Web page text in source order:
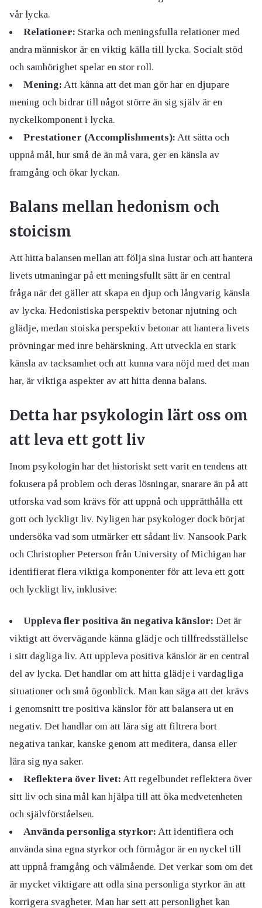
vår lycka.
Relationer: Starka och meningsfulla relationer med
andra människor är en viktig källa till lycka. Socialt stöd
och samhörighet spelar en stor roll.
Mening: Att känna att det man gör har en djupare
mening och bidrar till något större än sig själv är en
nyckelkomponent i lycka.
Prestationer (Accomplishments): Att sätta och
uppnå mål, hur små de än må vara, ger en känsla av
framgång och ökar lyckan.
Balans mellan hedonism och
stoicism
Att hitta balansen mellan att följa sina lustar och att hantera
livets utmaningar på ett meningsfullt sätt är en central
fråga när det gäller att skapa en djup och långvarig känsla
av lycka. Hedonistiska perspektiv betonar njutning och
glädje, medan stoiska perspektiv betonar att hantera livets
prövningar med inre behärskning. Att utveckla en stark
känsla av tacksamhet och att kunna vara nöjd med det man
har, är viktiga aspekter av att hitta denna balans.
Detta har psykologin lärt oss om
att leva ett gott liv
Inom psykologin har det historiskt sett varit en tendens att
fokusera på problem och deras lösningar, snarare än på att
utforska vad som krävs för att uppnå och upprätthålla ett
gott och lyckligt liv. Nyligen har psykologer dock börjat
undersöka vad som utmärker ett sådant liv. Nansook Park
och Christopher Peterson från University of Michigan har
identifierat flera viktiga komponenter för att leva ett gott
och lyckligt liv, inklusive:
Uppleva fler positiva än negativa känslor: Det är
viktigt att övervägande känna glädje och tillfredsställelse
i sitt dagliga liv. Att uppleva positiva känslor är en central
del av lycka. Det handlar om att hitta glädje i vardagliga
situationer och små ögonblick. Man kan säga att det krävs
i genomsnitt tre positiva känslor för att balansera ut en
negativ. Det handlar om att lära sig att filtrera bort
negativa tankar, kanske genom att meditera, dansa eller
lära sig nya saker.
Reflektera över livet: Att regelbundet reflektera över
sitt liv och sina mål kan hjälpa till att öka medvetenheten
och självförståelsen.
Använda personliga styrkor: Att identifiera och
använda sina egna styrkor och förmågor är en nyckel till
att uppnå framgång och välmående. Det verkar som om det
är mycket viktigare att odla sina personliga styrkor än att
korrigera svagheter. Man har sett att personlighet kan